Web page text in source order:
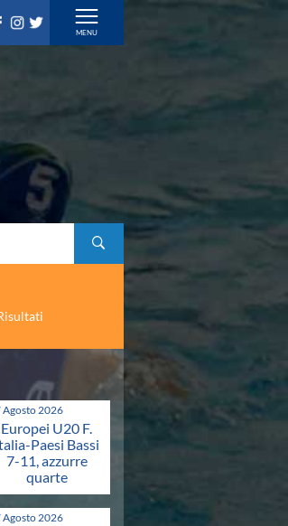
Agosto 2026
Europei U20 F.
Paesi Bassi
7-11, azzurre
quarte
Agosto 2026